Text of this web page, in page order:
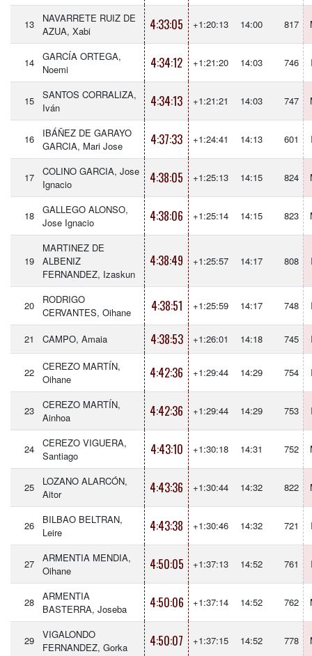
13
NAVARRETE RUIZ DE
AZUA, Xabi
4:33:05 +1:20:13 14:00 817
14
GARCÍA ORTEGA,
Noemi
4:34:12 +1:21:20 14:03 746
15
SANTOS CORRALIZA,
Iván
4:34:13 +1:21:21 14:03 747
16
IBÁÑEZ DE GARAYO
GARCIA, Mari Jose
4:37:33 +1:24:41 14:13 601
17
COLINO GARCIA, Jose
Ignacio
4:38:05 +1:25:13 14:15 824
18
GALLEGO ALONSO,
Jose Ignacio
4:38:06 +1:25:14 14:15 823
19
MARTINEZ DE
ALBENIZ
FERNANDEZ, Izaskun
4:38:49 +1:25:57 14:17 808
20
RODRIGO
CERVANTES, Oihane
4:38:51 +1:25:59 14:17 748
21 CAMPO, Amaia 4:38:53 +1:26:01 14:18 745
22
CEREZO MARTÍN,
Oihane
4:42:36 +1:29:44 14:29 754
23
CEREZO MARTÍN,
Ainhoa
4:42:36 +1:29:44 14:29 753
24
CEREZO VIGUERA,
Santiago
4:43:10 +1:30:18 14:31 752
25
LOZANO ALARCÓN,
Aitor
4:43:36 +1:30:44 14:32 822
26
BILBAO BELTRAN,
Leire
4:43:38 +1:30:46 14:32 721
27
ARMENTIA MENDIA,
Oihane
4:50:05 +1:37:13 14:52 761
28
ARMENTIA
BASTERRA, Joseba
4:50:06 +1:37:14 14:52 762
29
VIGALONDO
FERNANDEZ, Gorka
4:50:07 +1:37:15 14:52 778